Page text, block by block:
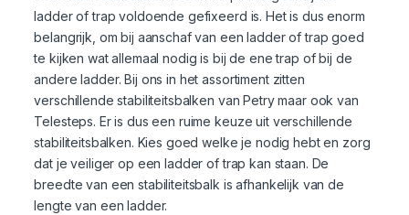
ladder of trap voldoende gefixeerd is. Het is dus enorm
belangrijk, om bij aanschaf van een ladder of trap goed
te kijken wat allemaal nodig is bij de ene trap of bij de
andere ladder. Bij ons in het assortiment zitten
verschillende stabiliteitsbalken van Petry maar ook van
Telesteps. Er is dus een ruime keuze uit verschillende
stabiliteitsbalken. Kies goed welke je nodig hebt en zorg
dat je veiliger op een ladder of trap kan staan. De
breedte van een stabiliteitsbalk is afhankelijk van de
lengte van een ladder.